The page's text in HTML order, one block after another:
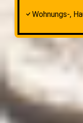
Wohnungs-,